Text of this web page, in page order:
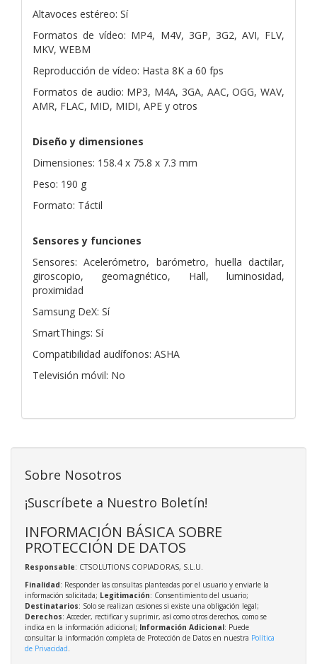
Altavoces estéreo: Sí
Formatos de vídeo: MP4, M4V, 3GP, 3G2, AVI, FLV,
MKV, WEBM
Reproducción de vídeo: Hasta 8K a 60 fps
Formatos de audio: MP3, M4A, 3GA, AAC, OGG, WAV,
AMR, FLAC, MID, MIDI, APE y otros
Diseño y dimensiones
Dimensiones: 158.4 x 75.8 x 7.3 mm
Peso: 190 g
Formato: Táctil
Sensores y funciones
Sensores: Acelerómetro, barómetro, huella dactilar,
giroscopio, geomagnético, Hall, luminosidad,
proximidad
Samsung DeX: Sí
SmartThings: Sí
Compatibilidad audífonos: ASHA
Televisión móvil: No
Sobre Nosotros
¡Suscríbete a Nuestro Boletín!
INFORMACIÓN BÁSICA SOBRE
PROTECCIÓN DE DATOS
Responsable: CTSOLUTIONS COPIADORAS, S.L.U.
Finalidad: Responder las consultas planteadas por el usuario y enviarle la
información solicitada; Legitimación: Consentimiento del usuario;
Destinatarios: Solo se realizan cesiones si existe una obligación legal;
Derechos: Acceder, rectificar y suprimir, así como otros derechos, como se
indica en la información adicional; Información Adicional: Puede
consultar la información completa de Protección de Datos en nuestra Política
de Privacidad